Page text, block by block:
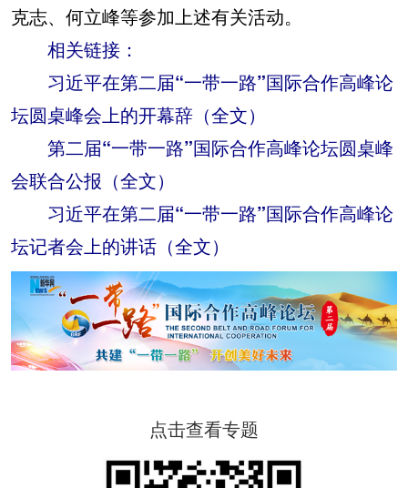
克志、何立峰等参加上述有关活动。
相关链接：
习近平在第二届“一带一路”国际合作高峰论
坛圆桌峰会上的开幕辞（全文）
第二届“一带一路”国际合作高峰论坛圆桌峰
会联合公报（全文）
习近平在第二届“一带一路”国际合作高峰论
坛记者会上的讲话（全文）
点击查看专题